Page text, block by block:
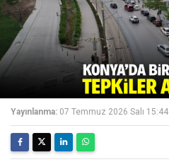
Yayınlanma: 07 Temmuz 2026 Salı 15:44